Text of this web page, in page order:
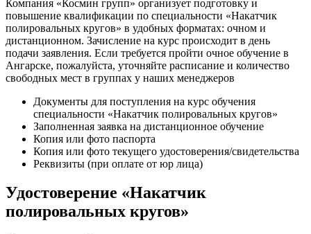
Компания «Космин групп» организует подготовку и
повышение квалификации по специальности «Накатчик
полировальных кругов» в удобных форматах: очном и
дистанционном. Зачисление на курс происходит в день
подачи заявления. Если требуется пройти очное обучение в
Ангарске, пожалуйста, уточняйте расписание и количество
свободных мест в группах у наших менеджеров
Документы для поступления на курс обучения
специальности «Накатчик полировальных кругов»
Заполненная заявка на дистанционное обучение
Копия или фото паспорта
Копия или фото текущего удостоверения/свидетельства
Реквизиты (при оплате от юр лица)
Удостоверение «Накатчик
полировальных кругов»